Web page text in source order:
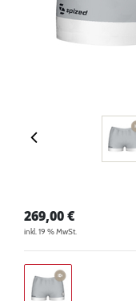
269,00€
inkl. 19 % MwSt.